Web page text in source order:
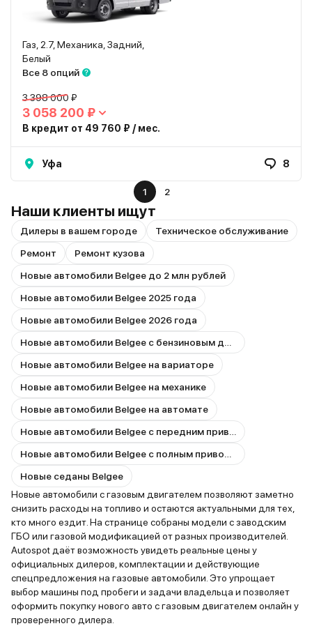
Газ, 2.7, Механика, Задний,
Белый
Все 8 опций
3 398 000 ₽
3 058 200 ₽
В кредит от 49 760 ₽ / мес.
Уфа 8
1 2
Наши клиенты ищут
Дилеры в вашем городе
Техническое обслуживание
Ремонт
Ремонт кузова
Новые автомобили Belgee до 2 млн рублей
Новые автомобили Belgee 2025 года
Новые автомобили Belgee 2026 года
Новые автомобили Belgee на вариаторе
Новые автомобили Belgee на механике
Новые автомобили Belgee на автомате
Новые седаны Belgee
Новые автомобили с газовым двигателем позволяют заметно
снизить расходы на топливо и остаются актуальными для тех,
кто много ездит. На странице собраны модели с заводским
ГБО или газовой модификацией от разных производителей.
Autospot даёт возможность увидеть реальные цены у
официальных дилеров, комплектации и действующие
спецпредложения на газовые автомобили. Это упрощает
выбор машины под пробеги и задачи владельца и позволяет
оформить покупку нового авто с газовым двигателем онлайн у
проверенного дилера.